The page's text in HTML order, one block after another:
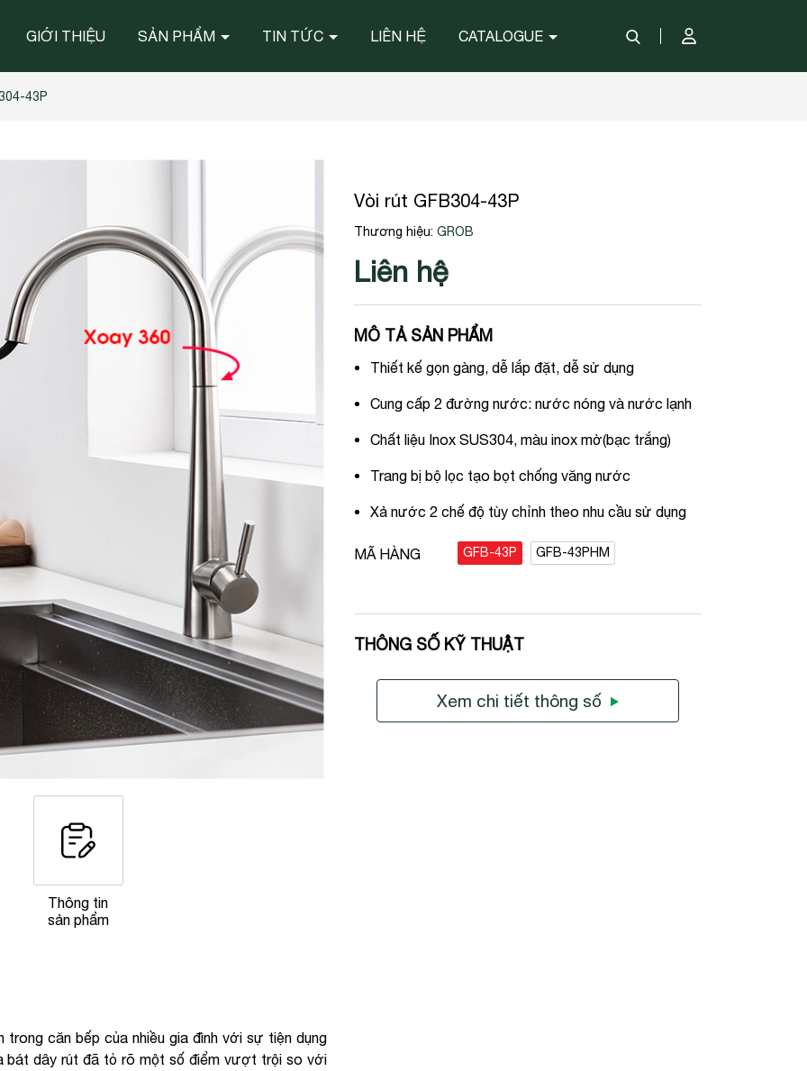
GIỚI THIỆU SẢN PHẨM TIN TỨC LIÊN HỆ CATALOGUE
43P
Thông tin
sản phẩm
căn bếp của nhiều gia đình với sự tiện dụng
bát dây rút đã tỏ rõ một số điểm vượt trội so với
Vòi rút GFB304-43P
Thương hiệu: GROB
Liên hệ
MÔ TẢ SẢN PHẨM
Thiết kế gọn gàng, dễ lắp đặt, dễ sử dụng
Cung cấp 2 đường nước: nước nóng và nước lạnh
Chất liệu Inox SUS304, màu inox mờ(bạc trắng)
Trang bị bộ lọc tạo bọt chống văng nước
Xả nước 2 chế độ tùy chỉnh theo nhu cầu sử dụng
MÃ HÀNG GFB-43P GFB-43PHM
THÔNG SỐ KỸ THUẬT
Xem chi tiết thông số